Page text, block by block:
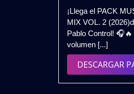
2
¡Llega el PACK
MIX VOL. 2
Pablo Control!
volumen [...]
DESCARGAR